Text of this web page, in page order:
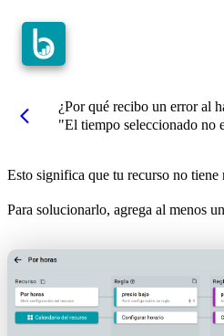
arrow_back_ios
¿Por qué recibo un error al
"El tiempo seleccionado no
Esto significa que tu recurso no
Para solucionarlo, agrega al menos